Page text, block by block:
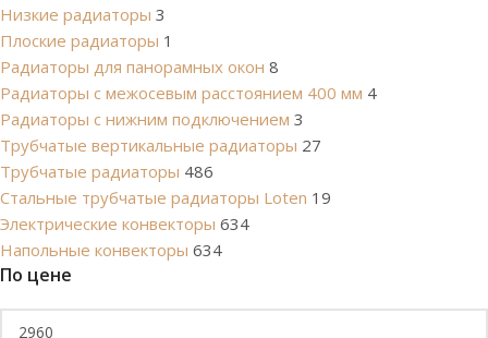
Низкие радиаторы 3
Плоские радиаторы 1
Радиаторы для панорамных окон 8
Радиаторы с межосевым расстоянием 400 мм 4
Радиаторы с нижним подключением 3
Трубчатые вертикальные радиаторы 27
Трубчатые радиаторы 486
Cтальные трубчатые радиаторы Loten 19
Электрические конвекторы 634
Напольные конвекторы 634
По цене